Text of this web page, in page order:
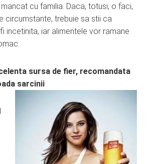
cu familia. Daca, totusi, o faci,
circumstante, trebuie sa stii ca
incetinita, iar alimentele vor ramane
sursa de fier, recomandata
sarcinii